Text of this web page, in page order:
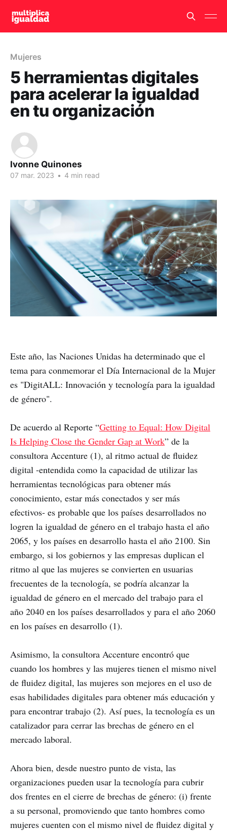
Mujeres
5 herramientas digitales
para acelerar la igualdad
en tu organización
Ivonne Quinones
07 mar. 2023 • 4 min read
Este año, las Naciones Unidas ha determinado que el
tema para conmemorar el Día Internacional de la Mujer
es "DigitALL: Innovación y tecnología para la igualdad
de género".
De acuerdo al Reporte “Getting to Equal: How Digital
Is Helping Close the Gender Gap at Work” de la
consultora Accenture (1), al ritmo actual de fluidez
digital -entendida como la capacidad de utilizar las
herramientas tecnológicas para obtener más
conocimiento, estar más conectados y ser más
efectivos- es probable que los países desarrollados no
logren la igualdad de género en el trabajo hasta el año
2065, y los países en desarrollo hasta el año 2100. Sin
embargo, si los gobiernos y las empresas duplican el
ritmo al que las mujeres se convierten en usuarias
frecuentes de la tecnología, se podría alcanzar la
igualdad de género en el mercado del trabajo para el
año 2040 en los países desarrollados y para el año 2060
en los países en desarrollo (1).
Asimismo, la consultora Accenture encontró que
cuando los hombres y las mujeres tienen el mismo nivel
de fluidez digital, las mujeres son mejores en el uso de
esas habilidades digitales para obtener más educación y
para encontrar trabajo (2). Así pues, la tecnología es un
catalizador para cerrar las brechas de género en el
mercado laboral.
Ahora bien, desde nuestro punto de vista, las
organizaciones pueden usar la tecnología para cubrir
dos frentes en el cierre de brechas de género: (i) frente
a su personal, promoviendo que tanto hombres como
mujeres cuenten con el mismo nivel de fluidez digital y